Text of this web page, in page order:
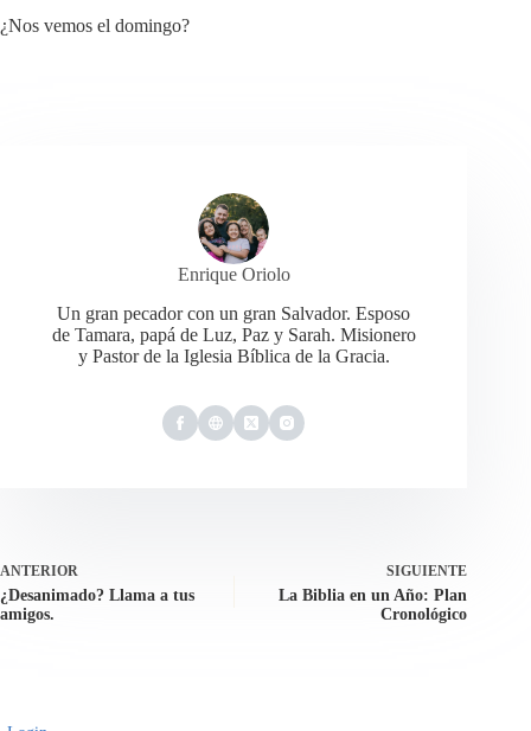
¿Nos vemos el domingo?
Enrique Oriolo
Un gran pecador con un gran Salvador. Esposo
de Tamara, papá de Luz, Paz y Sarah. Misionero
y Pastor de la Iglesia Bíblica de la Gracia.
ANTERIOR
¿Desanimado? Llama a tus
amigos.
SIGUIENTE
La Biblia en un Año: Plan
Cronológico